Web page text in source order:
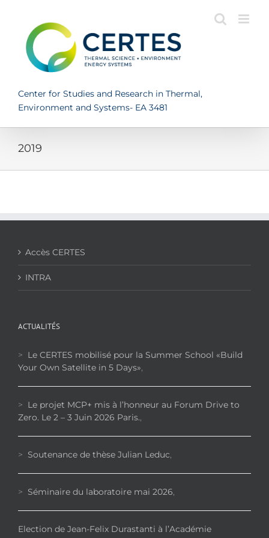
content
Center for Studies and Research in Thermal,
Environment and Systems- EA 3481
2019
Accès CERTES
INTRA
ACTUALITÉS
> Le CERTES mobilisé pour la Summer School «Build
Your Own Satellite in 5 Days»,
> Le projet MCP+ mis à l’honneur au Forum Drive to
Zero. Le 2 – 3 Juin 2026 Paris.,
> Soutenance de thèse Julian Leduc,
> Séminaire du laboratoire mai 2026,
Election de Jean-Felix Durastanti à l’Académie